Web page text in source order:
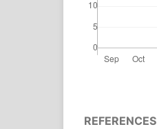
REFERENCES